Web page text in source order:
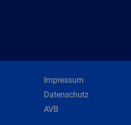
Impressum
Datenschutz
AVB